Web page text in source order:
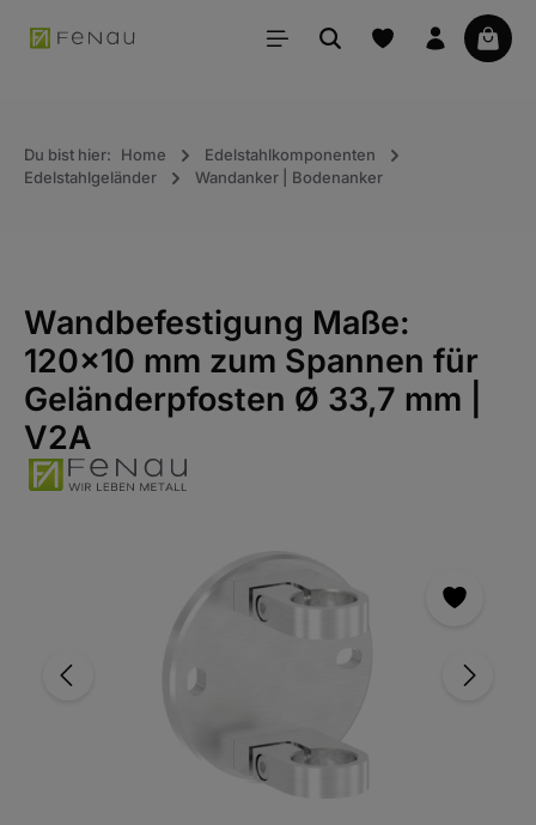
springen
Du bist hier: Home
Edelstahlkomponenten
Edelstahlgeländer
Wandanker | Bodenanker
Wandbefestigung Maße:
120x10 mm zum Spannen für
Geländerpfosten Ø 33,7 mm |
V2A
Bildergalerie überspringen